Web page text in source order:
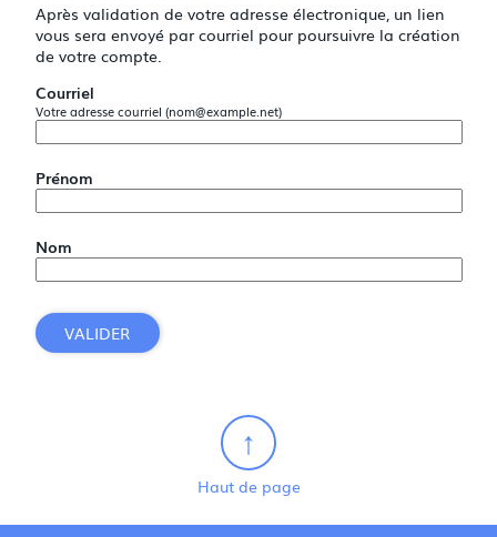
Après validation de votre adresse électronique, un lien
vous sera envoyé par courriel pour poursuivre la création
de votre compte.
Courriel
Votre adresse courriel (nom@example.net)
Prénom
Nom
VALIDER
Haut de page